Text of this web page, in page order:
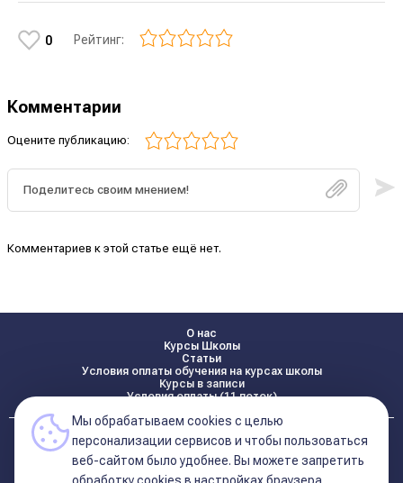
0 Рейтинг:
Комментарии
Оцените публикацию:
Комментариев к этой статье ещё нет.
О нас
Курсы Школы
Статьи
Условия оплаты обучения на курсах школы
Курсы в записи
Условия оплаты (11 поток)
Реквизиты
Контакты
Мы обрабатываем cookies с целью
персонализации сервисов и чтобы пользоваться
веб-сайтом было удобнее. Вы можете запретить